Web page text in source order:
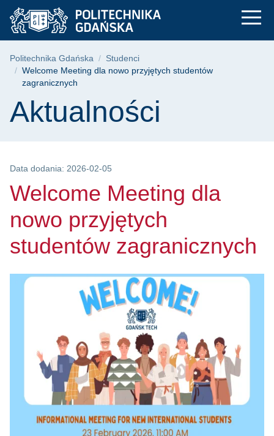
Przejdź
do
menu
Przejdź
do
wyszukiwarki
Przejdź
do
treści
Welcome Meeting
Ścieżka nawigacyjna
Politechnika Gdańska
Studenci
Welcome Meeting dla nowo przyjętych studentów
zagranicznych
Treść strony
Aktualności
Data dodania: 2026-02-05
Welcome Meeting dla
nowo przyjętych
studentów zagranicznych